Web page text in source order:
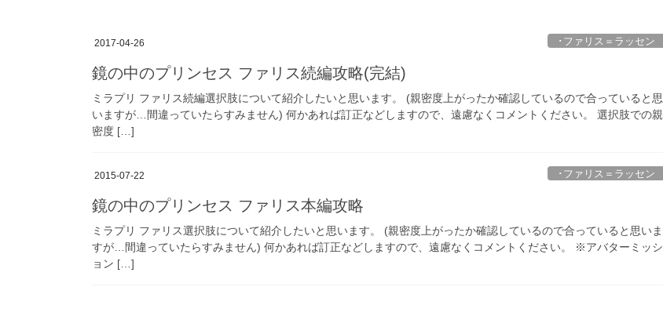
2017-04-26 ･ファリス＝ラッセン
鏡の中のプリンセス ファリス続編攻略(完結)
ミラプリ ファリス続編選択肢について紹介したいと思います。 (親密度上がったか確認しているので合っていると思
いますが…間違っていたらすみません) 何かあれば訂正などしますので、遠慮なくコメントください。 選択肢での親
密度 […]
2015-07-22 ･ファリス＝ラッセン
鏡の中のプリンセス ファリス本編攻略
ミラプリ ファリス選択肢について紹介したいと思います。 (親密度上がったか確認しているので合っていると思いま
すが…間違っていたらすみません) 何かあれば訂正などしますので、遠慮なくコメントください。 ※アバターミッシ
ョン […]